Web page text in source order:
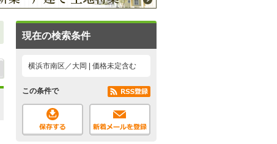
現在の検索条件
横浜市南区／大岡 | 価格未定含む
この条件で